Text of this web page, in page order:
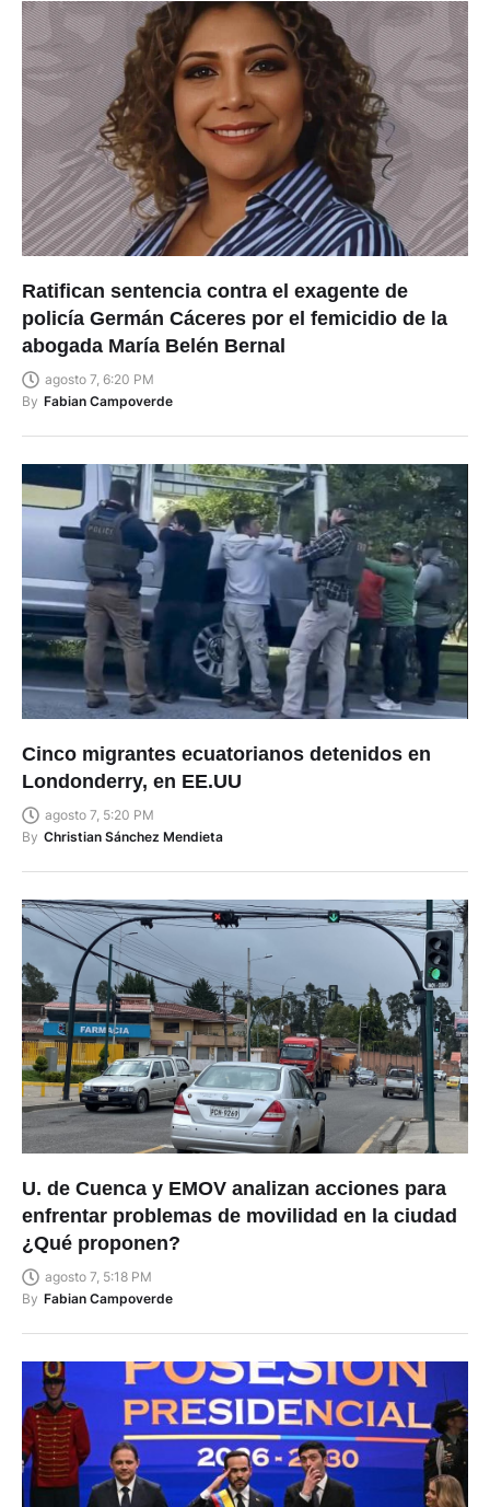
Ratifican sentencia contra el exagente de
policía Germán Cáceres por el femicidio de la
abogada María Belén Bernal
agosto 7, 6:20 PM
By
Fabian Campoverde
Cinco migrantes ecuatorianos detenidos en
Londonderry, en EE.UU
agosto 7, 5:20 PM
By
Christian Sánchez Mendieta
U. de Cuenca y EMOV analizan acciones para
enfrentar problemas de movilidad en la ciudad
¿Qué proponen?
agosto 7, 5:18 PM
By
Fabian Campoverde